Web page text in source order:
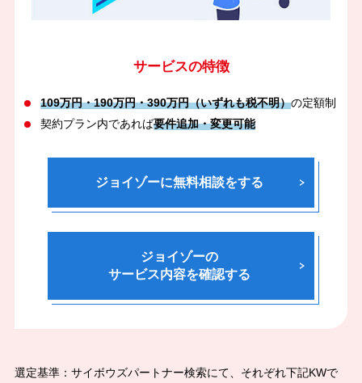
サービスの特徴
109万円・190万円・390万円（いずれも税不明）の定額制
契約プラン内であれば要件追加・変更可能
ジョイゾーに無料相談をする
ジョイゾーの
サービス内容を確認する
選定基準：サイボウズパートナー検索にて、それぞれ下記KWで